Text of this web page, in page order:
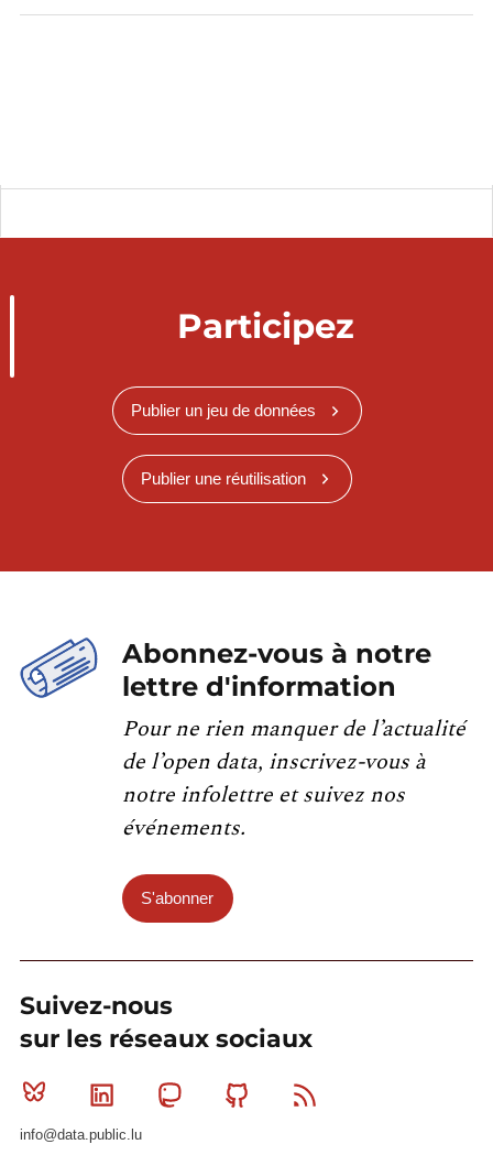
Participez
Publier un jeu de données
Publier une réutilisation
Abonnez-vous à notre
lettre d'information
Pour ne rien manquer de l’actualité
de l’open data, inscrivez-vous à
notre infolettre et suivez nos
événements.
S'abonner
Suivez-nous
sur les réseaux sociaux
Bluesky Linkedin MastodonGithub
info@data.public.lu